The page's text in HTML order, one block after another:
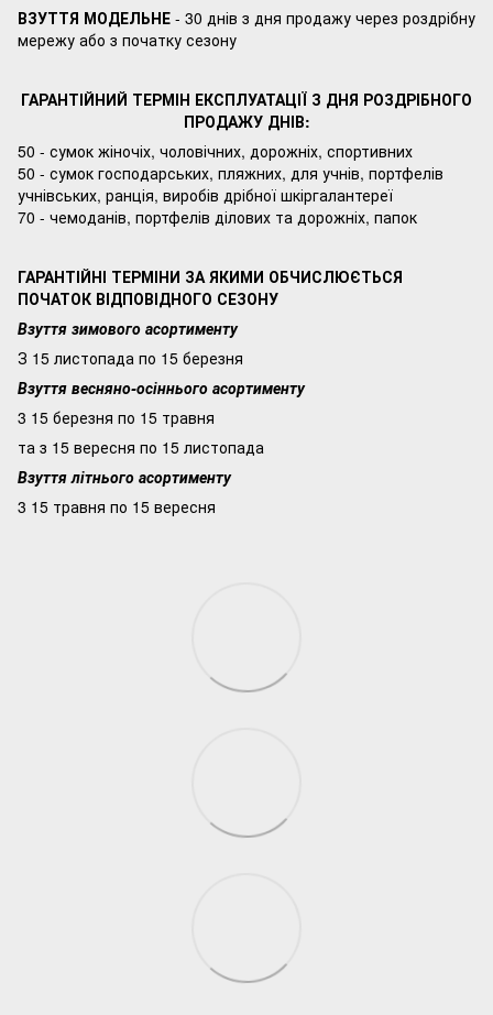
ВЗУТТЯ МОДЕЛЬНЕ - 30 днів з дня продажу через роздрібну
мережу або з початку сезону
ГАРАНТІЙНИЙ ТЕРМІН ЕКСПЛУАТАЦІЇ З ДНЯ РОЗДРІБНОГО
ПРОДАЖУ ДНІВ:
50 - сумок жіночіх, чоловічних, дорожніх, спортивних
50 - сумок господарських, пляжних, для учнів, портфелів
учнівських, ранція, виробів дрібної шкіргалантереї
70 - чемоданів, портфелів ділових та дорожніх, папок
ГАРАНТІЙНІ ТЕРМІНИ ЗА ЯКИМИ ОБЧИСЛЮЄТЬСЯ
ПОЧАТОК ВІДПОВІДНОГО СЕЗОНУ
Взуття зимового асортименту
З 15 листопада по 15 березня
Взуття весняно-осіннього асортименту
3 15 березня по 15 травня
та з 15 вересня по 15 листопада
Взуття літнього асортименту
3 15 травня по 15 вересня